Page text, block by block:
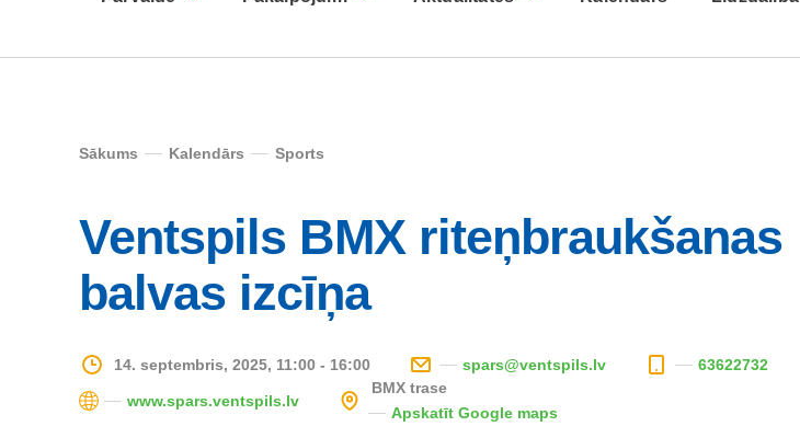
Sākums Kalendārs Sports
Ventspils BMX riteņbraukšanas
balvas izcīņa
14. septembris, 2025, 11:00 - 16:00 spars@ventspils.lv 63622732
www.spars.ventspils.lv
BMX trase
Apskatīt Google maps